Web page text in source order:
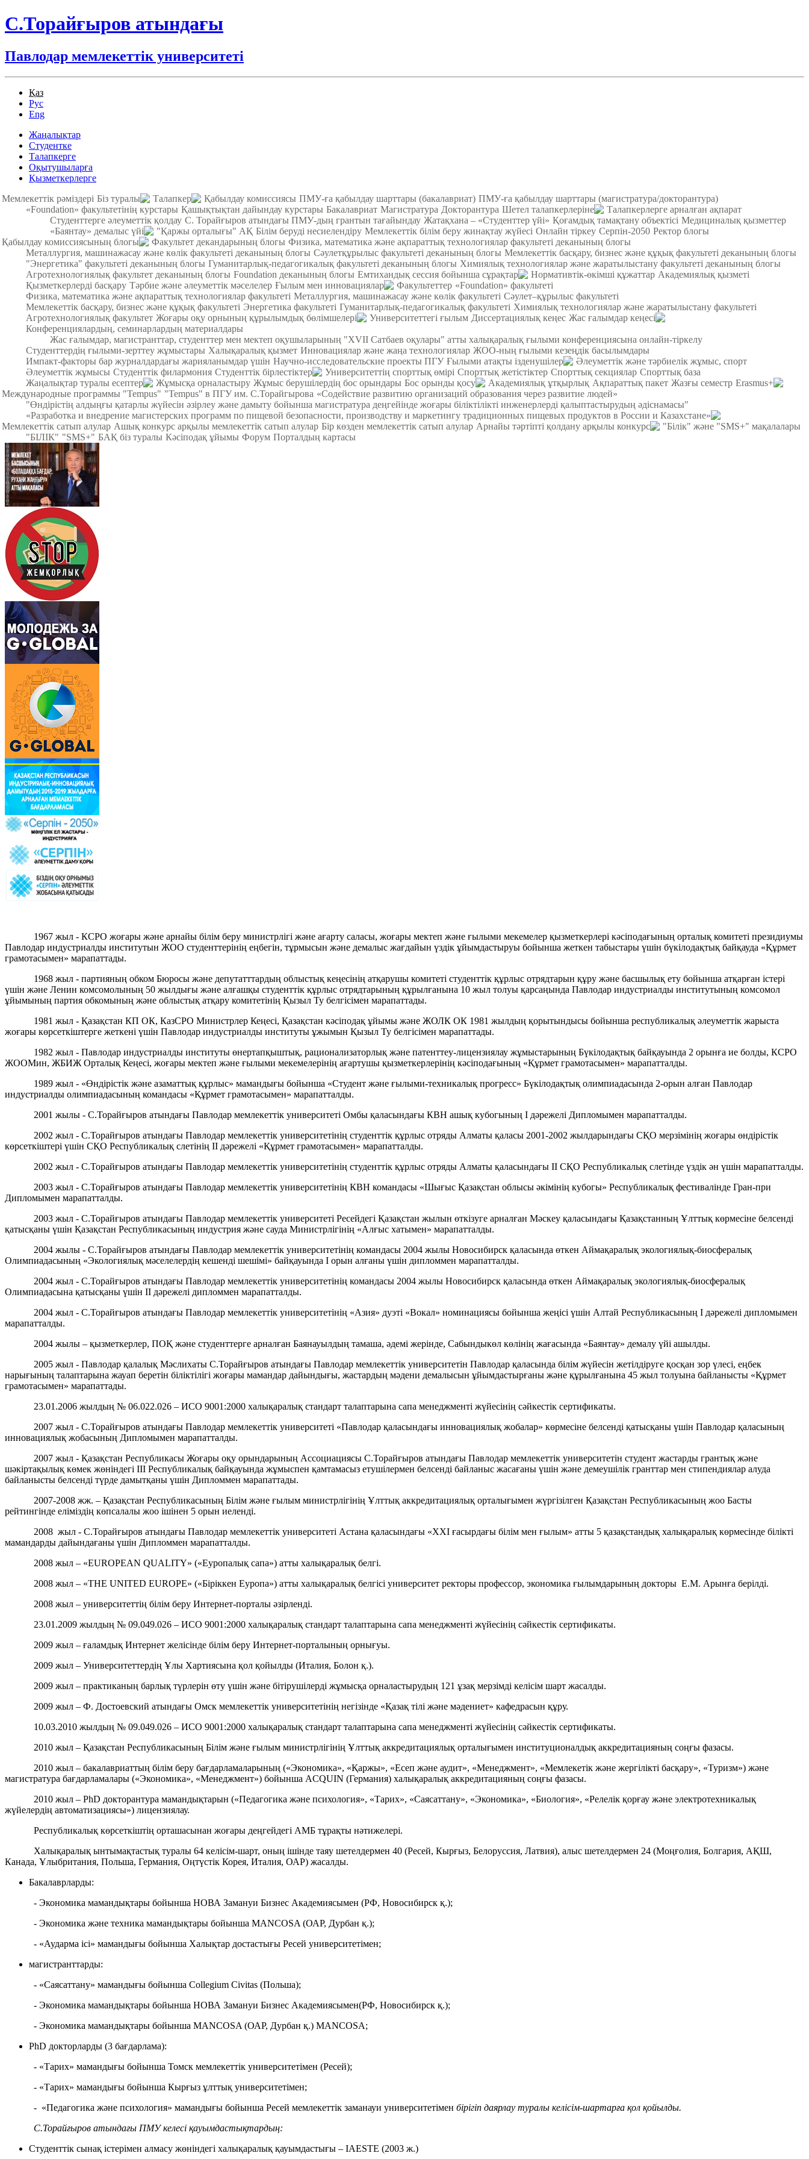
С.Торайғыров атындағы
Павлодар мемлекеттік университеті
Қаз
Рус
Eng
Жаңалықтар
Студентке
Талапкерге
Оқытушыларға
Қызметкерлерге
Мемлекеттік рәміздері Біз туралы Талапкер Қабылдау комиссиясы ПМУ-ға қабылдау шарттары (бакалавриат) ПМУ-ға қабылдау шарттары (магистратура/докторантура)
«Foundation» факультетінің курстары Қашықтықтан дайындау курстары Бакалавриат Магистратура Докторантура Шетел талапкерлеріне
Талапкерлерге арналған ақпарат
Студенттерге әлеуметтік қолдау С. Торайғыров атындағы ПМУ-дың грантын тағайындау Жатақхана – «Студенттер үйі» Қоғамдық тамақтану объектісі Медициналық қызметтер
«Баянтау» демалыс үйі
"Қаржы орталығы" АҚ Білім беруді несиелендіру Мемлекеттік білім беру жинақтау жүйесі Онлайн тіркеу Серпін-2050 Ректор блогы
Қабылдау комиссиясының блогы
Факультет декандарының блогы Физика, математика және ақпараттық технологиялар факультеті деканының блогы
Металлургия, машинажасау және көлік факультеті деканының блогы Cәулетқұрылыс факультеті деканының блогы Мемлекеттік басқару, бизнес және құқық факультеті деканының блогы
"Энергетика" факультеті деканының блогы Гуманитарлық-педагогикалық факультеті деканының блогы Химиялық технологиялар және жаратылыстану факультеті деканының блогы
Агротехнологиялық факультет деканының блогы Foundation деканының блогы Емтихандық сессия бойынша сұрақтар Нормативтік-өкімші құжаттар Академиялық қызметі
Қызметкерлерді басқару Тәрбие және әлеуметтік мәселелер Ғылым мен инновациялар Факультеттер «Foundation» факультеті
Физика, математика және ақпараттық технологиялар факультеті Металлургия, машинажасау және көлік факультеті Cәулет–құрылыс факультеті
Мемлекеттік басқару, бизнес және құқық факультеті Энергетика факультеті Гуманитарлық-педагогикалық факультеті Химиялық технологиялар және жаратылыстану факультеті
Агротехнологиялық факультет Жоғары оқу орнының құрылымдық бөлімшелері Университеттегі ғылым Диссертациялық кеңес Жас ғалымдар кеңесі
Конференциялардың, семинарлардың материалдары
Жас ғалымдар, магистранттар, студенттер мен мектеп оқушыларының "XVII Сатбаев оқулары" атты халықаралық ғылыми конференциясына онлайн-тіркелу
Студенттердің ғылыми-зерттеу жұмыстары Халықаралық қызмет Инновациялар және жаңа технологиялар ЖОО-ның ғылыми кезеңдік басылымдары
Импакт-факторы бар журналдардағы жарияланымдар үшін Научно-исследовательские проекты ПГУ Ғылыми атақты ізденушілер
Әлеуметтік және тәрбиелік жұмыс, спорт
Әлеуметтік жұмысы Студенттік филармония Студенттік бірлестіктер Университеттің спорттық өмірі Спорттық жетістіктер Спорттық секциялар Спорттық база
Жаңалықтар туралы есептер
Жұмысқа орналастыру Жұмыс берушілердің бос орындары Бос орынды қосу Академиялық ұтқырлық Ақпараттық пакет Жазғы семестр Erasmus+
Международные программы "Tempus" "Tempus" в ПГУ им. С.Торайгырова «Содействие развитию организаций образования через развитие людей»
"Өндірістің алдыңғы қатарлы жүйесін әзірлеу және дамыту бойынша магистратура деңгейінде жоғары біліктілікті инженерлерді қалыптастырудың әдіснамасы"
«Разработка и внедрение магистерских программ по пищевой безопасности, производству и маркетингу традиционных пищевых продуктов в России и Казахстане»
Мемлекеттік сатып алулар Ашық конкурс арқылы мемлекеттік сатып алулар Бір көзден мемлекеттік сатып алулар Арнайы тәртіпті қолдану арқылы конкурс
"Білік" және "SMS+" мақалалары
"БІЛІК" "SMS+" БАҚ біз туралы Кәсіподақ ұйымы Форум Порталдың картасы
1967 жыл - КСРО жоғары және арнайы білім беру министрлігі және ағарту саласы, жоғары мектеп және ғылыми мекемелер қызметкерлері кәсіподағының орталық комитеті президиумы
Павлодар индустриалды институтын ЖОО студенттерінің еңбегін, тұрмысын және демалыс жағдайын үздік ұйымдастыруы бойынша жеткен табыстары үшін бүкілодақтық байқауда «Құрмет
грамотасымен» марапаттады.
1968 жыл - партияның обком Бюросы және депутатттардың облыстық кеңесінің атқарушы комитеті студенттік құрлыс отрядтарын құру және басшылық ету бойынша атқарған істері
үшін және Ленин комсомолының 50 жылдығы және алғашқы студенттік құрлыс отрядтарының құрылғанына 10 жыл толуы қарсаңында Павлодар индустриалды институтының комсомол
ұйымының партия обкомының және облыстық атқару комитетінің Қызыл Ту белгісімен марапаттады.
1981 жыл - Қазақстан КП ОК, КазСРО Министрлер Кеңесі, Қазақстан кәсіподақ ұйымы және ЖОЛК ОК 1981 жылдың қорытындысы бойынша республикалық әлеуметтік жарыста
жоғары көрсеткіштерге жеткені үшін Павлодар индустриалды институты ұжымын Қызыл Ту белгісімен марапаттады.
1982 жыл - Павлодар индустриалды институты өнертапқыштық, рационализаторлық және патенттеу-лицензиялау жұмыстарының Бүкілодақтық байқауында 2 орынға ие болды, КСРО
ЖООМин, ЖБИЖ Орталық Кеңесі, жоғары мектеп және ғылыми мекемелерінің ағартушы қызметкерлерінің кәсіподағының «Құрмет грамотасымен» марапатталды.
1989 жыл - «Өндірістік және азаматтық құрлыс» мамандығы бойынша «Студент және ғылыми-техникалық прогресс» Бүкілодақтық олимпиадасында 2-орын алған Павлодар
индустриалды олимпиадасының командасы «Құрмет грамотасымен» марапатталды.
2001 жылы - С.Торайғыров атындағы Павлодар мемлекеттік университеті Омбы қаласындағы КВН ашық кубогының І дәрежелі Дипломымен марапатталды.
2002 жыл - С.Торайғыров атындағы Павлодар мемлекеттік университетінің студенттік құрлыс отряды Алматы қаласы 2001-2002 жылдарындағы СҚО мерзімінің жоғары өндірістік
көрсеткіштері үшін СҚО Республикалық слетінің ІІ дәрежелі «Құрмет грамотасымен» марапатталды.
2002 жыл - С.Торайғыров атындағы Павлодар мемлекеттік университетінің студенттік құрлыс отряды Алматы қаласындағы ІІ СҚО Республикалық слетінде үздік ән үшін марапатталды.
2003 жыл - С.Торайғыров атындағы Павлодар мемлекеттік университетінің КВН командасы «Шығыс Қазақстан облысы әкімінің кубогы» Республикалық фестивалінде Гран-при
Дипломымен марапатталды.
2003 жыл - С.Торайғыров атындағы Павлодар мемлекеттік университеті Ресейдегі Қазақстан жылын өткізуге арналған Мәскеу қаласындағы Қазақстанның Ұлттық көрмесіне белсенді
қатысқаны үшін Қазақстан Республикасының индустрия және сауда Министрлігінің «Алғыс хатымен» марапатталды.
2004 жылы - С.Торайғыров атындағы Павлодар мемлекеттік университетінің командасы 2004 жылы Новосибирск қаласында өткен Аймақаралық экологиялық-биосфералық
Олимпиадасының «Экологиялық мәселелердің кешенді шешімі» байқауында І орын алғаны үшін дипломмен марапатталды.
2004 жыл - С.Торайғыров атындағы Павлодар мемлекеттік университетінің командасы 2004 жылы Новосибирск қаласында өткен Аймақаралық экологиялық-биосфералық
Олимпиадасына қатысқаны үшін ІІ дәрежелі дипломмен марапатталды.
2004 жыл - С.Торайғыров атындағы Павлодар мемлекеттік университетінің «Азия» дуэті «Вокал» номинациясы бойынша жеңісі үшін Алтай Республикасының І дәрежелі дипломымен
марапатталды.
2004 жылы – қызметкерлер, ПОҚ және студенттерге арналған Баянауылдың тамаша, әдемі жерінде, Сабындыкөл көлінің жағасында «Баянтау» демалу үйі ашылды.
2005 жыл - Павлодар қалалық Мәслихаты С.Торайғыров атындағы Павлодар мемлекеттік университетін Павлодар қаласында білім жүйесін жетілдіруге қосқан зор үлесі, еңбек
нарығының талаптарына жауап беретін біліктілігі жоғары мамандар дайындығы, жастардың мәдени демалысын ұйымдастырғаны және құрылғанына 45 жыл толуына байланысты «Құрмет
грамотасымен» марапаттады.
23.01.2006 жылдың № 06.022.026 – ИСО 9001:2000 халықаралық стандарт талаптарына сапа менеджменті жүйесінің сәйкестік сертификаты.
2007 жыл - С.Торайғыров атындағы Павлодар мемлекеттік университеті «Павлодар қаласындағы инновациялық жобалар» көрмесіне белсенді қатысқаны үшін Павлодар қаласының
инновациялық жобасының Дипломымен марапатталды.
2007 жыл - Қазақстан Республикасы Жоғары оқу орындарының Ассоциациясы С.Торайғыров атындағы Павлодар мемлекеттік университетін студент жастарды грантық және
шәкіртақылық көмек жөніндегі ІІІ Республикалық байқауында жұмыспен қамтамасыз етушілермен белсенді байланыс жасағаны үшін және демеушілік гранттар мен стипендиялар алуда
байланысты белсенді түрде дамытқаны үшін Дипломмен марапаттады.
2007-2008 жж. – Қазақстан Республикасының Білім және ғылым министрлігінің Ұлттық аккредитациялық орталығымен жүргізілген Қазақстан Республикасының жоо Басты
рейтингінде еліміздің көпсалалы жоо ішінен 5 орын иеленді.
2008 жыл - С.Торайғыров атындағы Павлодар мемлекеттік университеті Астана қаласындағы «ХХІ ғасырдағы білім мен ғылым» атты 5 қазақстандық халықаралық көрмесінде білікті
мамандарды дайындағаны үшін Дипломмен марапатталды.
2008 жыл – «EUROPEAN QUALITY» («Еуропалық сапа») атты халықаралық белгі.
2008 жыл – «THE UNITED EUROPE» («Біріккен Еуропа») атты халықаралық белгісі университет ректоры профессор, экономика ғылымдарының докторы Е.М. Арынға берілді.
2008 жыл – университеттің білім беру Интернет-порталы әзірленді.
23.01.2009 жылдың № 09.049.026 – ИСО 9001:2000 халықаралық стандарт талаптарына сапа менеджменті жүйесінің сәйкестік сертификаты.
2009 жыл – ғаламдық Интернет желісінде білім беру Интернет-порталының орнығуы.
2009 жыл – Университеттердің Ұлы Хартиясына қол қойылды (Италия, Болон қ.).
2009 жыл – практиканың барлық түрлерін өту үшін және бітірушілерді жұмысқа орналастырудың 121 ұзақ мерзімді келісім шарт жасалды.
2009 жыл – Ф. Достоевский атындағы Омск мемлекеттік университетінің негізінде «Қазақ тілі және мәдениет» кафедрасын құру.
10.03.2010 жылдың № 09.049.026 – ИСО 9001:2000 халықаралық стандарт талаптарына сапа менеджменті жүйесінің сәйкестік сертификаты.
2010 жыл – Қазақстан Республикасының Білім және ғылым министрлігінің Ұлттық аккредитациялық орталығымен институционалдық аккредитацияның соңғы фазасы.
2010 жыл – бакалавриаттың білім беру бағдарламаларының («Экономика», «Қаржы», «Есеп және аудит», «Менеджмент», «Мемлекетік және жергілікті басқару», «Туризм») және
магистратура бағдарламалары («Экономика», «Менеджмент») бойынша ACQUIN (Германия) халықаралық аккредитацияның соңғы фазасы.
2010 жыл – PhD докторантура мамандықтарын («Педагогика және психология», «Тарих», «Саясаттану», «Экономика», «Биология», «Релелік қорғау және электротехникалық
жүйелердің автоматизациясы») лицензиялау.
Республикалық көрсеткіштің орташасынан жоғары деңгейдегі АМБ тұрақты нәтижелері.
Халықаралық ынтымақтастық туралы 64 келісім-шарт, оның ішінде таяу шетелдермен 40 (Ресей, Кырғыз, Белоруссия, Латвия), алыс шетелдермен 24 (Моңғолия, Болгария, АҚШ,
Канада, Ұлыбритания, Польша, Германия, Оңтүстік Корея, Италия, ОАР) жасалды.
Бакалаврларды:
- Экономика мамандықтары бойынша НОВА Замануи Бизнес Академиясымен (РФ, Новосибирск қ.);
- Экономика және техника мамандықтары бойынша MANCOSA (ОАР, Дурбан қ.);
- «Аударма ісі» мамандығы бойынша Халықтар достастығы Ресей университетімен;
магистранттарды:
- «Саясаттану» мамандығы бойынша Collegium Civitas (Польша);
- Экономика мамандықтары бойынша НОВА Замануи Бизнес Академиясымен(РФ, Новосибирск қ.);
- Экономика мамандықтары бойынша MANCOSA (ОАР, Дурбан қ.) MANCOSA;
PhD докторларды (3 бағдарлама):
- «Тарих» мамандығы бойынша Томск мемлекеттік университетімен (Ресей);
- «Тарих» мамандығы бойынша Кырғыз ұлттық университетімен;
- «Педагогика және психология» мамандығы бойынша Ресей мемлекеттік заманауи университетімен бірігіп даярлау туралы келісім-шартарға қол қойылды.
С.Торайғыров атындағы ПМУ келесі қауымдастықтардың:
Студенттік сынақ істерімен алмасу жөніндегі халықаралық қауымдастығы – IAESTE (2003 ж.)